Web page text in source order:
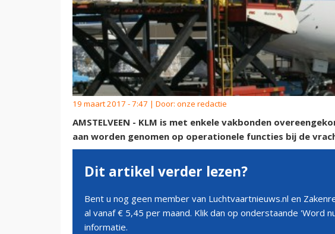
19 maart 2017 - 7:47 | Door: onze redactie
AMSTELVEEN - KLM is met enkele vakbonden
aan worden genomen op operationele functies bij de
Dit artikel verder lezen?
Bent u nog geen member van Luchtvaartnieuws.nl en
al vanaf € 5,45 per maand. Klik dan op onderstaande 'Word
informatie.